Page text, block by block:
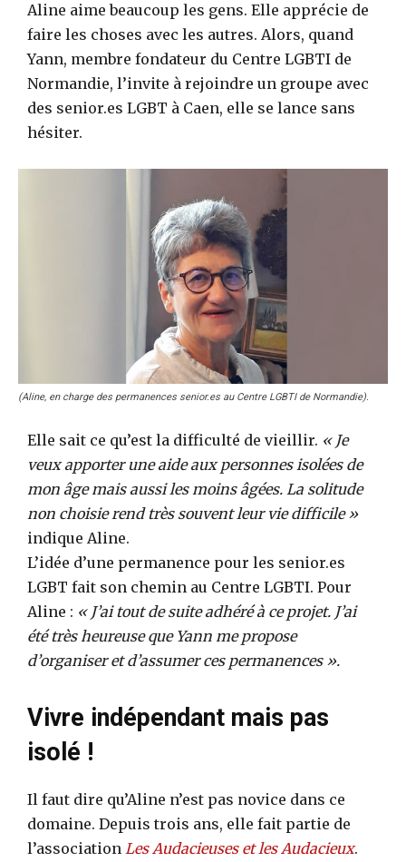
Aline aime beaucoup les gens. Elle apprécie de
faire les choses avec les autres. Alors, quand
Yann, membre fondateur du Centre LGBTI de
Normandie, l’invite à rejoindre un groupe avec
des senior.es LGBT à Caen, elle se lance sans
hésiter.
(Aline, en charge des permanences senior.es au Centre LGBTI de Normandie).
Elle sait ce qu’est la difficulté de vieillir. « Je
veux apporter une aide aux personnes isolées de
mon âge mais aussi les moins âgées. La solitude
non choisie rend très souvent leur vie difficile »
indique Aline.
L’idée d’une permanence pour les senior.es
LGBT fait son chemin au Centre LGBTI. Pour
Aline : « J’ai tout de suite adhéré à ce projet. J’ai
été très heureuse que Yann me propose
d’organiser et d’assumer ces permanences ».
Vivre indépendant mais pas
isolé !
Il faut dire qu’Aline n’est pas novice dans ce
domaine. Depuis trois ans, elle fait partie de
l’association Les Audacieuses et les Audacieux.